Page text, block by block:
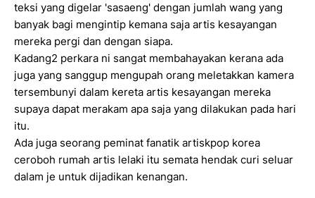
teksi yang digelar 'sasaeng' dengan jumlah wang yang
banyak bagi mengintip kemana saja artis kesayangan
mereka pergi dan dengan siapa.
Kadang2 perkara ni sangat membahayakan kerana ada
juga yang sanggup mengupah orang meletakkan kamera
tersembunyi dalam kereta artis kesayangan mereka
supaya dapat merakam apa saja yang dilakukan pada hari
itu.
Ada juga seorang peminat fanatik artiskpop korea
ceroboh rumah artis lelaki itu semata hendak curi seluar
dalam je untuk dijadikan kenangan.